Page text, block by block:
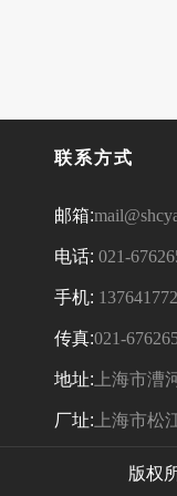
联系方式
邮箱:
电话: 021-
手机:
传真:021-
地址: 上海市漕
厂址: 上海市松
版权